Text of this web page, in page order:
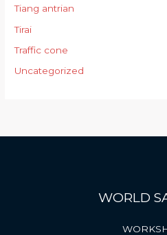
Tiang antrian
Tirai
Traffic cone
Uncategorized
WORLD